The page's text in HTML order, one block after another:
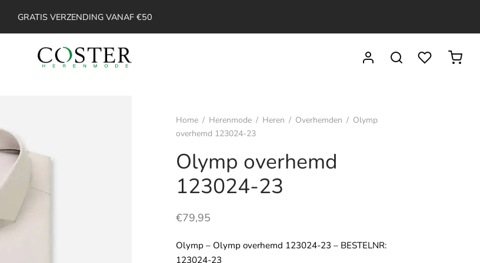
GRATIS VERZENDING VANAF €50
Home / Herenmode / Heren / Overhemden / Olymp
overhemd 123024-23
Olymp overhemd
123024-23
€79,95
Olymp – Olymp overhemd 123024-23 – BESTELNR:
123024-23